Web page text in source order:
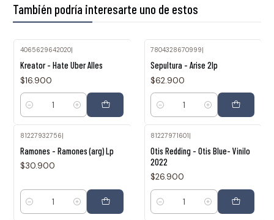
También podría interesarte uno de estos
4065629642020|
Kreator - Hate Uber Alles
$16.900
Cantidad
7804328670999|
Sepultura - Arise 2lp
$62.900
Cantidad
81227932756|
Ramones - Ramones (arg) Lp
$30.900
Cantidad
81227971601|
Otis Redding - Otis Blue- Vinilo
2022
$26.900
Cantidad